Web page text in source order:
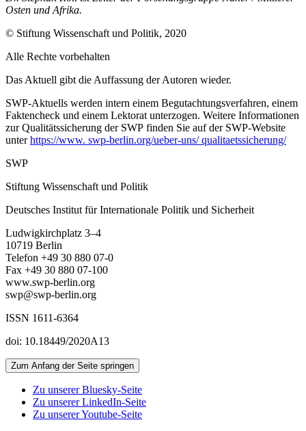
Osten und Afrika.
© Stiftung Wissenschaft und Politik, 2020
Alle Rechte vorbehalten
Das Aktuell gibt die Auf­fassung der Autoren wieder.
SWP-Aktuells werden intern einem Begutachtungsverfah­ren, einem
Faktencheck und einem Lektorat unterzogen. Weitere Informationen
zur Qualitätssicherung der SWP finden Sie auf der SWP-Website
unterhttps://www. swp-berlin.org/ueber-uns/ qualitaetssicherung/
SWP
Stiftung Wissenschaft und Politik
Deutsches Institut für Internationale Politik und Sicherheit
Ludwigkirchplatz 3–4
10719 Berlin
Telefon +49 30 880 07-0
Fax +49 30 880 07-100
www.swp-berlin.org
swp@swp-berlin.org
ISSN 1611-6364
doi: 10.18449/2020A13
Zum Anfang der Seite springen
Zu unserer Bluesky-Seite
Zu unserer LinkedIn-Seite
Zu unserer Youtube-Seite